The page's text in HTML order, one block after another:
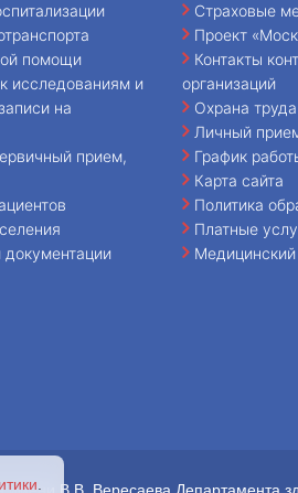
помощи
исследованиям и
на
прием,
Страховые
Проект
Контакты
организаций
Охрана труда
Личный
График
Карта сайта
Политика
Платные